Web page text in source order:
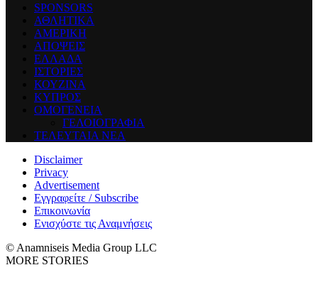
SPONSORS
ΑΘΛΗΤΙΚΑ
ΑΜΕΡΙΚΗ
ΑΠΟΨΕΙΣ
ΕΛΛΑΔΑ
ΙΣΤΟΡΙΕΣ
ΚΟΥΖΙΝΑ
ΚΥΠΡΟΣ
ΟΜΟΓΕΝΕΙΑ
ΓΕΛΟΙΟΓΡΑΦΙΑ
ΤΕΛΕΥΤΑΙΑ ΝΕΑ
Disclaimer
Privacy
Advertisement
Εγγραφείτε / Subscribe
Επικοινωνία
Ενισχύστε τις Αναμνήσεις
© Anamniseis Media Group LLC
MORE STORIES